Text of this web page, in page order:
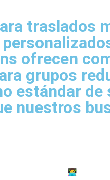
traslados
ofrecen
grupos
estándar de
nuestros
de Buses y Van